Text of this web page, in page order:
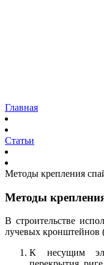
Главная
Статьи
Методы крепления
Методы
В строительстве
лучевых кронштейнов
К несущим